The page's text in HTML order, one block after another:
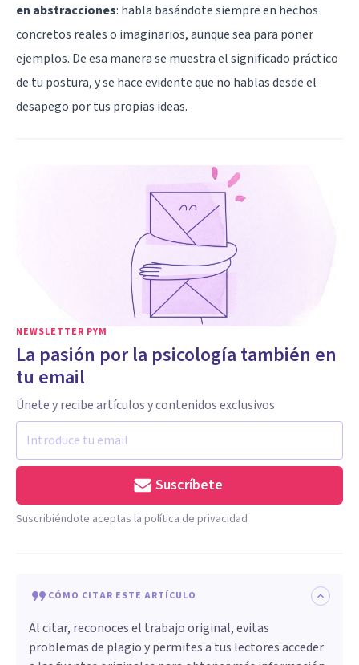
en abstracciones: habla basándote siempre en hechos
concretos reales o imaginarios, aunque sea para poner
ejemplos. De esa manera se muestra el significado práctico
de tu postura, y se hace evidente que no hablas desde el
desapego por tus propias ideas.
NEWSLETTER PYM
La pasión por la psicología también en
tu email
Únete y recibe artículos y contenidos exclusivos
Suscríbete
Suscribiéndote aceptas la política de privacidad
CÓMO CITAR ESTE ARTÍCULO
Al citar, reconoces el trabajo original, evitas
problemas de plagio y permites a tus lectores acceder